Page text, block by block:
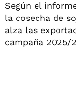
Según el
la cosecha de
alza las
campaña 2025/